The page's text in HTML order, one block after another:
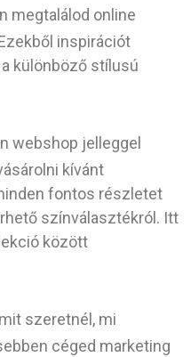
megtalálod online
inspirációt
különböző stílusú
webshop jelleggel
kívánt
fontos részletet
színválasztékról. Itt
között
szeretnél, mi
céged marketing